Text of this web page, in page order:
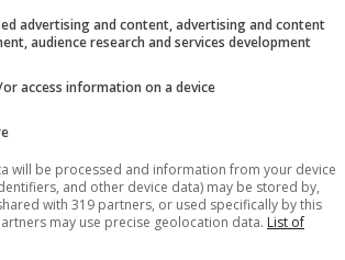
advertising and content, advertising and content
audience research and services development
access information on a device
will be processed and information from your device
and other device data) may be stored by,
with 319 partners, or used specifically by this
may use precise geolocation data. List of